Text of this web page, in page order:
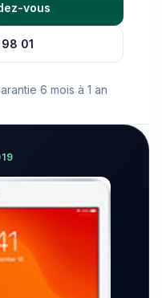
vous
01
6 mois à 1 an